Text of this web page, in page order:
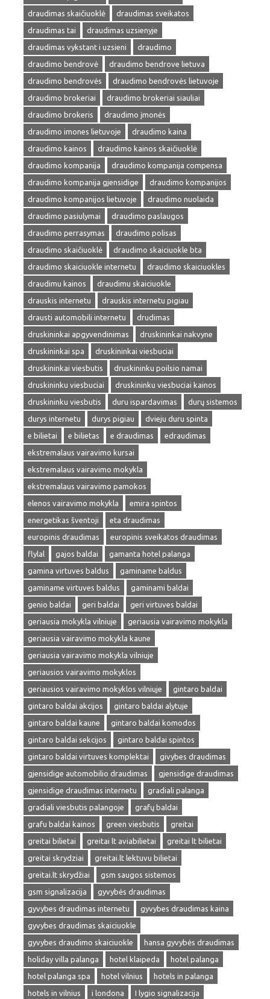
draudimas skaičiuoklė
draudimas sveikatos
draudimas tai
draudimas uzsienyje
draudimas vykstant i uzsieni
draudimo
draudimo bendrovė
draudimo bendrove lietuva
draudimo bendrovės
draudimo bendrovės lietuvoje
draudimo brokeriai
draudimo brokeriai siauliai
draudimo brokeris
draudimo įmonės
draudimo imones lietuvoje
draudimo kaina
draudimo kainos
draudimo kainos skaičiuoklė
draudimo kompanija
draudimo kompanija compensa
draudimo kompanija gjensidige
draudimo kompanijos
draudimo kompanijos lietuvoje
draudimo nuolaida
draudimo pasiulymai
draudimo paslaugos
draudimo perrasymas
draudimo polisas
draudimo skaičiuoklė
draudimo skaiciuokle bta
draudimo skaiciuokle internetu
draudimo skaiciuokles
draudimu kainos
draudimu skaiciuokle
drauskis internetu
drauskis internetu pigiau
drausti automobili internetu
drudimas
druskininkai apgyvendinimas
druskininkai nakvyne
druskininkai spa
druskininkai viesbuciai
druskininkai viesbutis
druskininku poilsio namai
druskininku viesbuciai
druskininku viesbuciai kainos
druskininku viesbutis
duru ispardavimas
durų sistemos
durys internetu
durys pigiau
dvieju duru spinta
e bilietai
e bilietas e draudimas
edraudimas
ekstremalaus vairavimo kursai
ekstremalaus vairavimo mokykla
ekstremalaus vairavimo pamokos
elenos vairavimo mokykla
emira spintos
energetikas šventoji
eta draudimas
europinis draudimas
europinis sveikatos draudimas
flylal
gajos baldai
gamanta hotel palanga
gamina virtuves baldus
gaminame baldus
gaminame virtuves baldus
gaminami baldai
genio baldai
geri baldai
geri virtuves baldai
geriausia mokykla vilniuje
geriausia vairavimo mokykla
geriausia vairavimo mokykla kaune
geriausia vairavimo mokykla vilniuje
geriausios vairavimo mokyklos
geriausios vairavimo mokyklos vilniuje
gintaro baldai
gintaro baldai akcijos
gintaro baldai alytuje
gintaro baldai kaune
gintaro baldai komodos
gintaro baldai sekcijos
gintaro baldai spintos
gintaro baldai virtuves komplektai
givybes draudimas
gjensidige automobilio draudimas
gjensidige draudimas
gjensidige draudimas internetu
gradiali palanga
gradiali viesbutis palangoje
grafų baldai
grafu baldai kainos
green viesbutis
greitai
greitai bilietai
greitai lt aviabilietai
greitai lt bilietai
greitai skrydziai
greitai.lt lektuvu bilietai
greitai.lt skrydžiai
gsm saugos sistemos
gsm signalizacija
gyvybės draudimas
gyvybes draudimas internetu
gyvybes draudimas kaina
gyvybes draudimas skaiciuokle
gyvybes draudimo skaiciuokle
hansa gyvybės draudimas
holiday villa palanga
hotel klaipeda
hotel palanga
hotel palanga spa
hotel vilnius
hotels in palanga
hotels in vilnius
i londona
I lygio signalizacija